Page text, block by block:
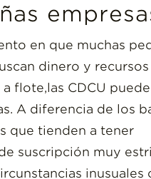
en que muchas
dinero y recursos
flote,las CDCU
A diferencia de los
que tienden a tener
suscripción muy
inusuales